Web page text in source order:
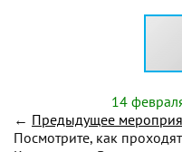
14
← Предыдущее
Посмотрите, как